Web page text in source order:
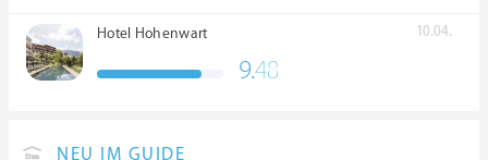
Hotel Hohenwart 10.04.
9.48
NEU IM GUIDE